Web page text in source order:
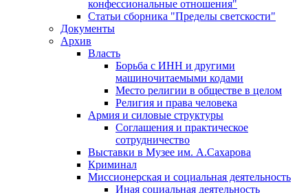
конфессиональные отношения"
Статьи сборника "Пределы светскости"
Документы
Архив
Власть
Борьба с ИНН и другими
машиночитаемыми кодами
Место религии в обществе в целом
Религия и права человека
Армия и силовые структуры
Соглашения и практическое
сотрудничество
Выставки в Музее им. А.Сахарова
Криминал
Миссионерская и социальная деятельность
Иная социальная деятельность